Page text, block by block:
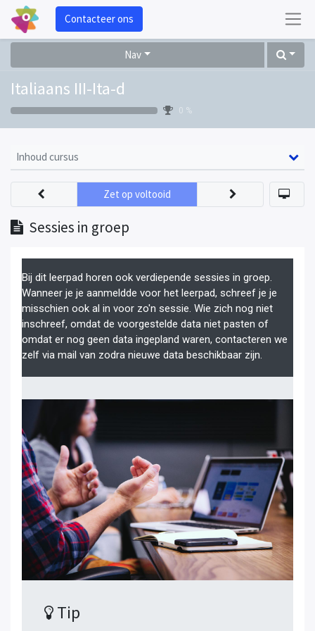
Contacteer ons
Nav
Italiaans III-Ita-d
0 %
Inhoud cursus
Sessies in groep
Zet op voltooid
Bij dit leerpad horen ook verdiepende sessies in groep.
Wanneer je je aanmeldde voor het leerpad, schreef je je
misschien ook al in voor zo'n sessie. Wie zich nog niet
inschreef, omdat de voorgestelde data niet pasten of
omdat er nog geen data ingepland waren, contacteren we
zelf via mail van zodra nieuwe data beschikbaar zijn.
Tip